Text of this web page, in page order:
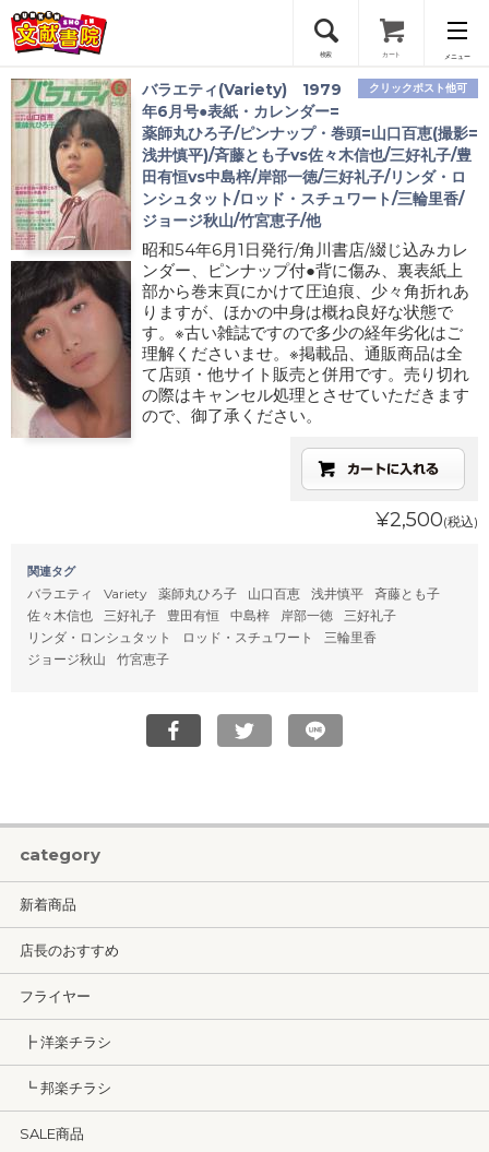
検索 カート メニュー
会員登録
ログイン
クリックポスト他可
バラエティ(Variety) 1979
年6月号●表紙・カレンダー=
薬師丸ひろ子/ピンナップ・巻頭=山口百恵(撮影=
浅井慎平)/斉藤とも子vs佐々木信也/三好礼子/豊
田有恒vs中島梓/岸部一徳/三好礼子/リンダ・ロ
ンシュタット/ロッド・スチュワート/三輪里香/
ジョージ秋山/竹宮恵子/他
昭和54年6月1日発行/角川書店/綴じ込みカレ
ンダー、ピンナップ付●背に傷み、裏表紙上
部から巻末頁にかけて圧迫痕、少々角折れあ
りますが、ほかの中身は概ね良好な状態で
す。※古い雑誌ですので多少の経年劣化はご
理解くださいませ。※掲載品、通販商品は全
て店頭・他サイト販売と併用です。売り切れ
の際はキャンセル処理とさせていただきます
ので、御了承ください。
¥2,500(税込)
関連タグ
バラエティ Variety 薬師丸ひろ子 山口百恵 浅井慎平
斉藤とも子
佐々木信也
三好礼子 豊田有恒 中島梓 岸部一徳
三好礼子
リンダ・ロンシュタット
ロッド・スチュワート
三輪里香
ジョージ秋山
竹宮恵子
category
新着商品
店長のおすすめ
フライヤー
┣ 洋楽チラシ
┗ 邦楽チラシ
SALE商品